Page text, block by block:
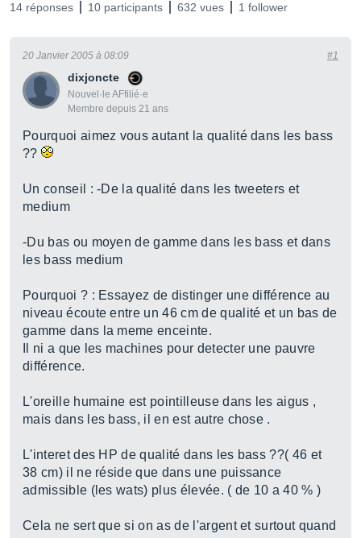
14 réponses 10 participants 632 vues 1 follower
dixjoncte
Nouvel·le AFfilié·e
Membre depuis 21 ans
20 Janvier 2005 à 08:09 #1
Pourquoi aimez vous autant la qualité dans les bass
??
Un conseil : -De la qualité dans les tweeters et
medium
-Du bas ou moyen de gamme dans les bass et dans
les bass medium
Pourquoi ? : Essayez de distinger une différence au
niveau écoute entre un 46 cm de qualité et un bas de
gamme dans la meme enceinte.
Il ni a que les machines pour detecter une pauvre
différence.
L'oreille humaine est pointilleuse dans les aigus ,
mais dans les bass, il en est autre chose .
L'interet des HP de qualité dans les bass ??( 46 et
38 cm) il ne réside que dans une puissance
admissible (les wats) plus élevée. ( de 10 a 40 % )
Cela ne sert que si on as de l'argent et surtout quand